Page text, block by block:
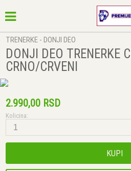
TRENERKE - DONJI DEO
DONJI DEO TRENERKE
CRNO/CRVENI
2.990,00 RSD
Kolicina:
KUPI